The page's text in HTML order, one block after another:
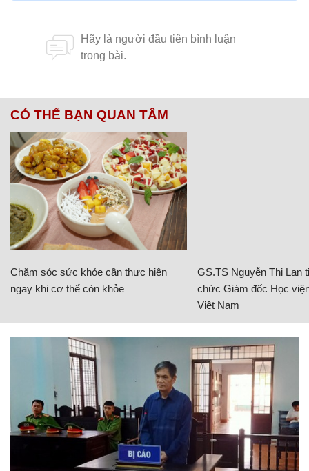
CÓ THỂ BẠN QUAN TÂM
Chăm sóc sức khỏe cần thực hiện
ngay khi cơ thể còn khỏe
GS.TS Nguyễn Thị Lan
chức Giám đốc Học
Việt Nam